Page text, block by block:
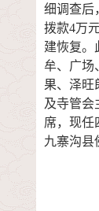
细调查后
拨款4万
建恢复。
牟、广场
果、泽旺
及寺管会
席，现任
九寨沟县